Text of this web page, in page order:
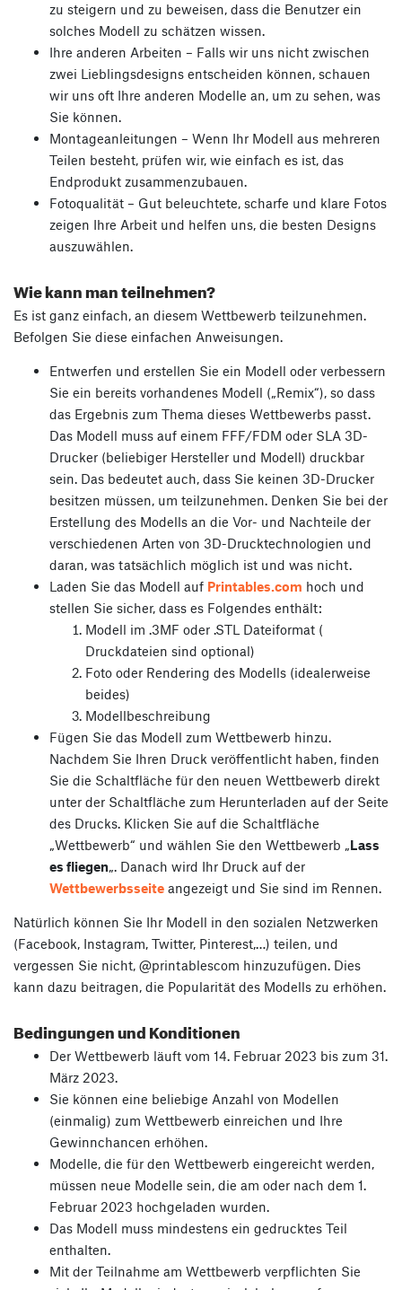
zu steigern und zu beweisen, dass die Benutzer ein
solches Modell zu schätzen wissen.
Ihre anderen Arbeiten – Falls wir uns nicht zwischen
zwei Lieblingsdesigns entscheiden können, schauen
wir uns oft Ihre anderen Modelle an, um zu sehen, was
Sie können.
Montageanleitungen – Wenn Ihr Modell aus mehreren
Teilen besteht, prüfen wir, wie einfach es ist, das
Endprodukt zusammenzubauen.
Fotoqualität – Gut beleuchtete, scharfe und klare Fotos
zeigen Ihre Arbeit und helfen uns, die besten Designs
auszuwählen.
Wie kann man teilnehmen?
Es ist ganz einfach, an diesem Wettbewerb teilzunehmen.
Befolgen Sie diese einfachen Anweisungen.
Entwerfen und erstellen Sie ein Modell oder verbessern
Sie ein bereits vorhandenes Modell („Remix“), so dass
das Ergebnis zum Thema dieses Wettbewerbs passt.
Das Modell muss auf einem FFF/FDM oder SLA 3D-
Drucker (beliebiger Hersteller und Modell) druckbar
sein. Das bedeutet auch, dass Sie keinen 3D-Drucker
besitzen müssen, um teilzunehmen. Denken Sie bei der
Erstellung des Modells an die Vor- und Nachteile der
verschiedenen Arten von 3D-Drucktechnologien und
daran, was tatsächlich möglich ist und was nicht.
Laden Sie das Modell auf Printables.com hoch und
stellen Sie sicher, dass es Folgendes enthält:
Modell im .3MF oder .STL Dateiformat (
Druckdateien sind optional)
Foto oder Rendering des Modells (idealerweise
beides)
Modellbeschreibung
Fügen Sie das Modell zum Wettbewerb hinzu.
Nachdem Sie Ihren Druck veröffentlicht haben, finden
Sie die Schaltfläche für den neuen Wettbewerb direkt
unter der Schaltfläche zum Herunterladen auf der Seite
des Drucks. Klicken Sie auf die Schaltfläche
„Wettbewerb“ und wählen Sie den Wettbewerb „Lass
es fliegen„. Danach wird Ihr Druck auf der
Wettbewerbsseite angezeigt und Sie sind im Rennen.
Natürlich können Sie Ihr Modell in den sozialen Netzwerken
(Facebook, Instagram, Twitter, Pinterest,…) teilen, und
vergessen Sie nicht, @printablescom hinzuzufügen. Dies
kann dazu beitragen, die Popularität des Modells zu erhöhen.
Bedingungen und Konditionen
Der Wettbewerb läuft vom 14. Februar 2023 bis zum 31.
März 2023.
Sie können eine beliebige Anzahl von Modellen
(einmalig) zum Wettbewerb einreichen und Ihre
Gewinnchancen erhöhen.
Modelle, die für den Wettbewerb eingereicht werden,
müssen neue Modelle sein, die am oder nach dem 1.
Februar 2023 hochgeladen wurden.
Das Modell muss mindestens ein gedrucktes Teil
enthalten.
Mit der Teilnahme am Wettbewerb verpflichten Sie